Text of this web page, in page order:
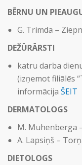
BĒRNU UN
G. Trimda –
DEŽŪRĀRSTI
katru darba
(izņemot filiālēs
informācija ŠEIT
DERMATOLOGS
M. Muhenberga
A. Lapsiņš –
DIETOLOGS